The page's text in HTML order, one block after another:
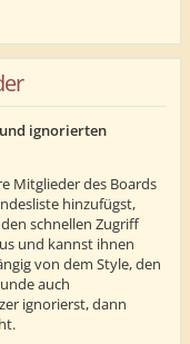
ignorierten
Mitglieder des Boards
hinzufügst,
schnellen Zugriff
und kannst ihnen
von dem Style, den
auch
ignorierst, dann